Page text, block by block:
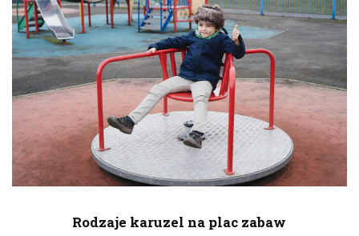
Rodzaje karuzel na plac zabaw